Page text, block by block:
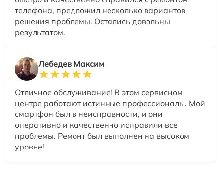
телефона, предложил несколько вариантов
решения проблемы. Остались довольны
результатом.
Лебедев Максим
Отличное обслуживание! В этом сервисном
центре работают истинные профессионалы. Мой
смартфон был в неисправности, и они
оперативно и качественно исправили все
проблемы. Ремонт был выполнен на высоком
уровне!